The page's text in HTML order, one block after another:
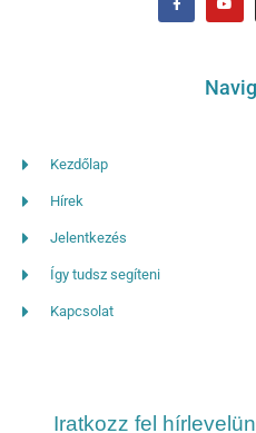
Kezdőlap
Hírek
Jelentkezés
Így tudsz segíteni
Kapcsolat
Iratkozz fel